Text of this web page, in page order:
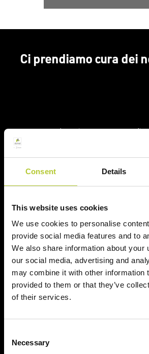
Consent Details
This website uses cookies
We use cookies to personalise
provide social media features and to
We also share information about your
our social media, advertising and
may combine it with other information
provided to them or that they’ve
of their services.
Selection
Necessary
Ci prendiamo cura dei
Un'esperienza
+ di
Prodotti
Finestre
Porte